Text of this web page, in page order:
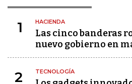
1 HACIENDA
Las cinco banderas
nuevo gobierno en
2 TECNOLOGÍA